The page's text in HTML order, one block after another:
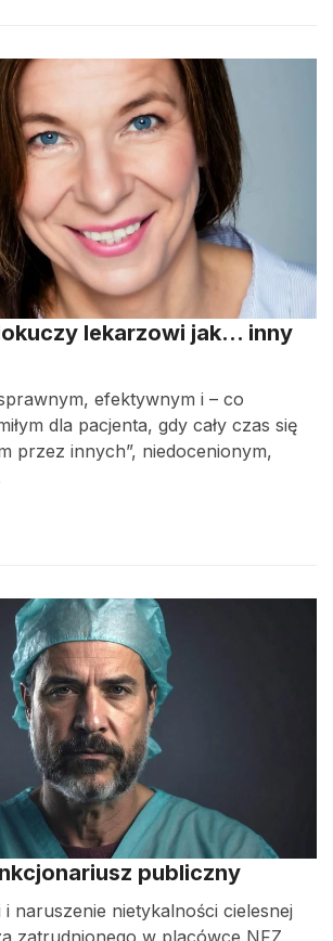
lekarzowi jak… inny
efektywnym i – co
dla pacjenta, gdy cały czas się
przez innych”, niedocenionym,
publiczny
i naruszenie nietykalności cielesnej
zatrudnionego w placówce NFZ